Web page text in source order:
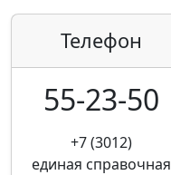
Телефон
55-23-50
+7 (3012)
единая справочная